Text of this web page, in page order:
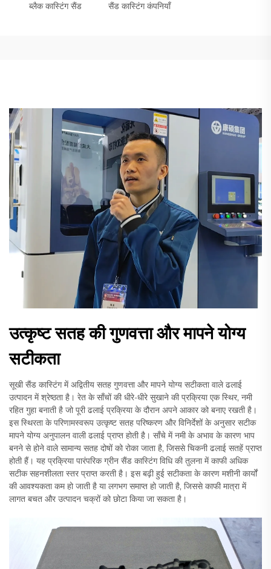
ब्लैक कास्टिंग सैंड सैंड कास्टिंग कंपनियाँ
उत्कृष्ट सतह की गुणवत्ता और मापने योग्य
सटीकता
सूखी सैंड कास्टिंग में अद्वितीय सतह गुणवत्ता और मापने योग्य सटीकता वाले ढलाई
उत्पादन में श्रेष्ठता है। रेत के साँचों की धीरे-धीरे सुखाने की प्रक्रिया एक स्थिर, नमी
रहित गुहा बनाती है जो पूरी ढलाई प्रक्रिया के दौरान अपने आकार को बनाए रखती है।
इस स्थिरता के परिणामस्वरूप उत्कृष्ट सतह परिष्करण और विनिर्देशों के अनुसार सटीक
मापने योग्य अनुपालन वाली ढलाई प्राप्त होती है। साँचे में नमी के अभाव के कारण भाप
बनने से होने वाले सामान्य सतह दोषों को रोका जाता है, जिससे चिकनी ढलाई सतहें प्राप्त
होती हैं। यह प्रक्रिया पारंपरिक ग्रीन सैंड कास्टिंग विधि की तुलना में काफी अधिक
सटीक सहनशीलता स्तर प्राप्त करती है। इस बढ़ी हुई सटीकता के कारण मशीनी कार्यों
की आवश्यकता कम हो जाती है या लगभग समाप्त हो जाती है, जिससे काफी मात्रा में
लागत बचत और उत्पादन चक्रों को छोटा किया जा सकता है।